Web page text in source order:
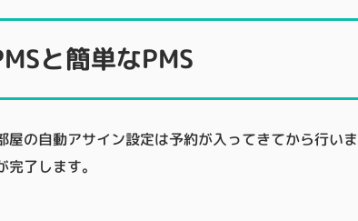
と簡単なPMS
の自動アサイン設定は予約が入ってきてから行い
了します。